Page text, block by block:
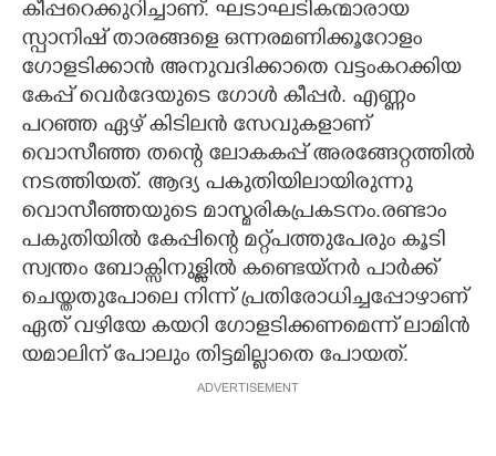
ZOOM
CONTACT US
കീപ്പറെക്കുറിച്ചാണ്. ഘടാഘടികന്മാരായ
സ്പാനിഷ് താരങ്ങളെ ഒന്നരമണിക്കൂറോളം
ഗോളടിക്കാൻ അനുവദിക്കാതെ വട്ടംകറക്കിയ
കേപ്പ് വെർദേയുടെ ഗോൾ കീപ്പർ. എണ്ണം
പറഞ്ഞ ഏഴ് കിടിലൻ സേവുകളാണ്
വൊസീഞ്ഞ തന്റെ ലോകകപ്പ് അരങ്ങേറ്റത്തിൽ
നടത്തിയത്. ആദ്യ പകുതിയിലായിരുന്നു
വൊസീഞ്ഞയുടെ മാസ്മരികപ്രകടനം.രണ്ടാം
പകുതിയിൽ കേപ്പിന്റെ മറ്റ്പത്തുപേരും കൂടി
സ്വന്തം ബോക്സിനുള്ളിൽ കണ്ടെയ്നർ പാർക്ക്
ചെയ്തതുപോലെ നിന്ന് പ്രതിരോധിച്ചപ്പോഴാണ്
ഏത് വഴിയേ കയറി ഗോളടിക്കണമെന്ന് ലാമിൻ
യമാലിന് പോലും തിട്ടമില്ലാതെ പോയത്.
ADVERTISEMENT